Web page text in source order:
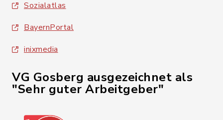
Sozialatlas
BayernPortal
inixmedia
VG Gosberg ausgezeichnet als
"Sehr guter Arbeitgeber"